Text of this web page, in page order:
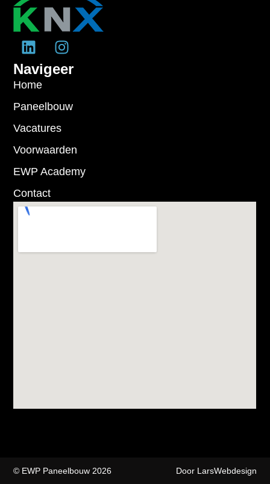
Navigeer
Home
Paneelbouw
Vacatures
Voorwaarden
EWP Academy
Contact
© EWP Paneelbouw 2026 Door LarsWebdesign